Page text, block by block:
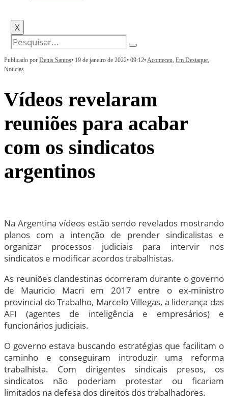
X
Publicado por Denis Santos• 19 de janeiro de 2022• 09:12•Aconteceu, Em Destaque,
Notícias
Vídeos revelaram
reuniões para acabar
com os sindicatos
argentinos
Na Argentina vídeos estão sendo revelados mostrando
planos com a intenção de prender sindicalistas e
organizar processos judiciais para intervir nos
sindicatos e modificar acordos trabalhistas.
As reuniões clandestinas ocorreram durante o governo
de Mauricio Macri em 2017 entre o ex-ministro
provincial do Trabalho, Marcelo Villegas, a liderança das
AFI (agentes de inteligência e empresários) e
funcionários judiciais.
O governo estava buscando estratégias que facilitam o
caminho e conseguiram introduzir uma reforma
trabalhista. Com dirigentes sindicais presos, os
sindicatos não poderiam protestar ou ficariam
limitados na defesa dos direitos dos trabalhadores.